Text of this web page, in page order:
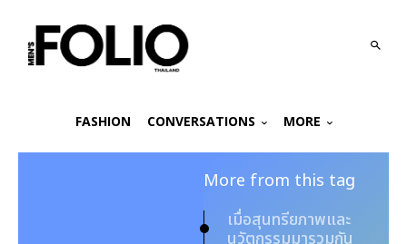
FASHION CONVERSATIONS MORE
More from this tag
เมื่อสุนทรียภาพและ